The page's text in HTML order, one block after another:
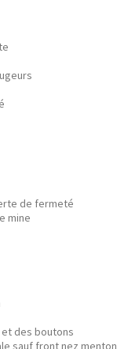
de fermeté
mine
et des boutons
sauf front nez menton